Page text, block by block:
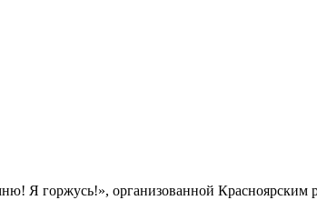
Я горжусь!», организованной Красноярским